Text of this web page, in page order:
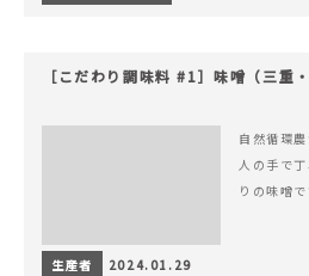
［こだわり調味料 #1］味噌（三重
自然循環
人の手で
りの味噌で
生産者 2024.01.29